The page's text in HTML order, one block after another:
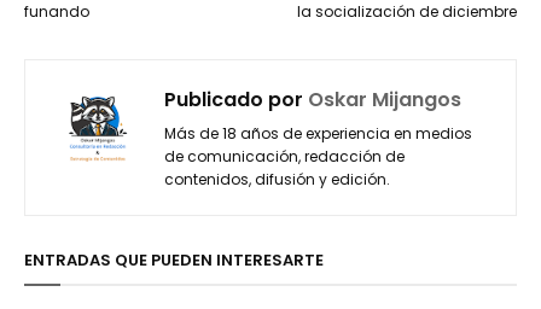
la socialización de diciembre
funando
Publicado por Oskar Mijangos
Más de 18 años de experiencia en medios
de comunicación, redacción de
contenidos, difusión y edición.
ENTRADAS QUE PUEDEN INTERESARTE